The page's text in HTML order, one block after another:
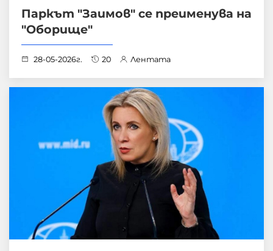
Паркът "Заимов" се преименува на
"Оборище"
28-05-2026г. 20 Лентата